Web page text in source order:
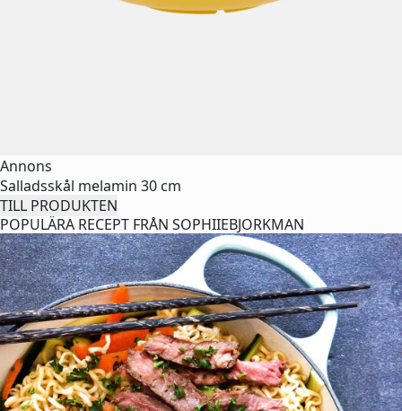
Annons
Salladsskål melamin 30 cm
TILL PRODUKTEN
POPULÄRA RECEPT FRÅN SOPHIIEBJORKMAN